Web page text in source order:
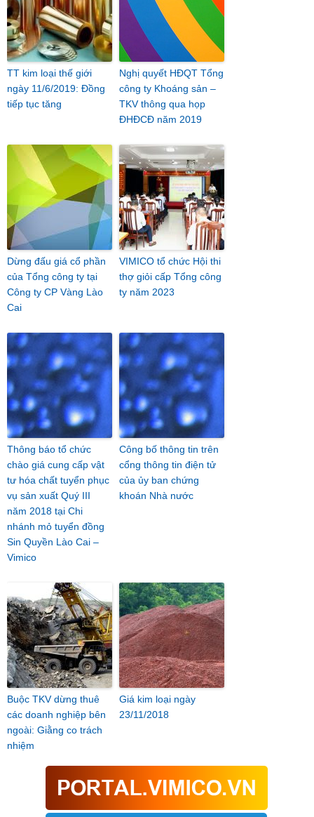
TT kim loại thế giới
ngày 11/6/2019: Đồng
tiếp tục tăng
Nghị quyết HĐQT Tổng
công ty Khoáng sản –
TKV thông qua họp
ĐHĐCĐ năm 2019
Dừng đấu giá cổ phần
của Tổng công ty tại
Công ty CP Vàng Lào
Cai
VIMICO tổ chức Hội thi
thợ giỏi cấp Tổng công
ty năm 2023
Thông báo tổ chức
chào giá cung cấp vật
tư hóa chất tuyển phục
vụ sản xuất Quý III
năm 2018 tại Chi
nhánh mỏ tuyển đồng
Sin Quyền Lào Cai –
Vimico
Công bố thông tin trên
cổng thông tin điện tử
của ủy ban chứng
khoán Nhà nước
Buộc TKV dừng thuê
các doanh nghiệp bên
ngoài: Giằng co trách
nhiệm
Giá kim loại ngày
23/11/2018